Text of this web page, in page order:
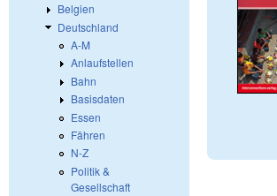
Belgien
Deutschland
A-M
Anlaufstellen
Bahn
Basisdaten
Essen
Fähren
N-Z
Politik &
Gesellschaft